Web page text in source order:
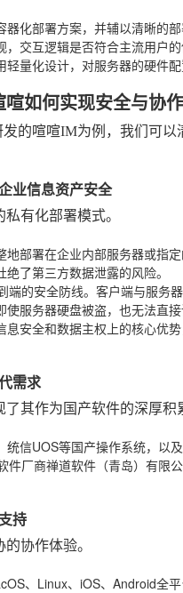
器化部署方案，并辅以清晰的
，交互逻辑是否符合主流用户
轻量化设计，对服务器的硬件
如何实现安全与协
的喧喧IM为例，我们可
业信息资产安全
有化部署模式。
地部署在企业内部服务器或指
了第三方数据泄露的风险。
端的安全防线。客户端与服务
服务器硬盘被盗，也无法直接
息安全和数据主权上的核心优
需求
其作为国产软件的深厚积
统信UOS等国产操作系统，以
件厂商禅道软件（青岛）有限
持
协作体验。
、Linux、iOS、Android全